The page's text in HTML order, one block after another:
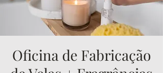
Oficina de Fabricação